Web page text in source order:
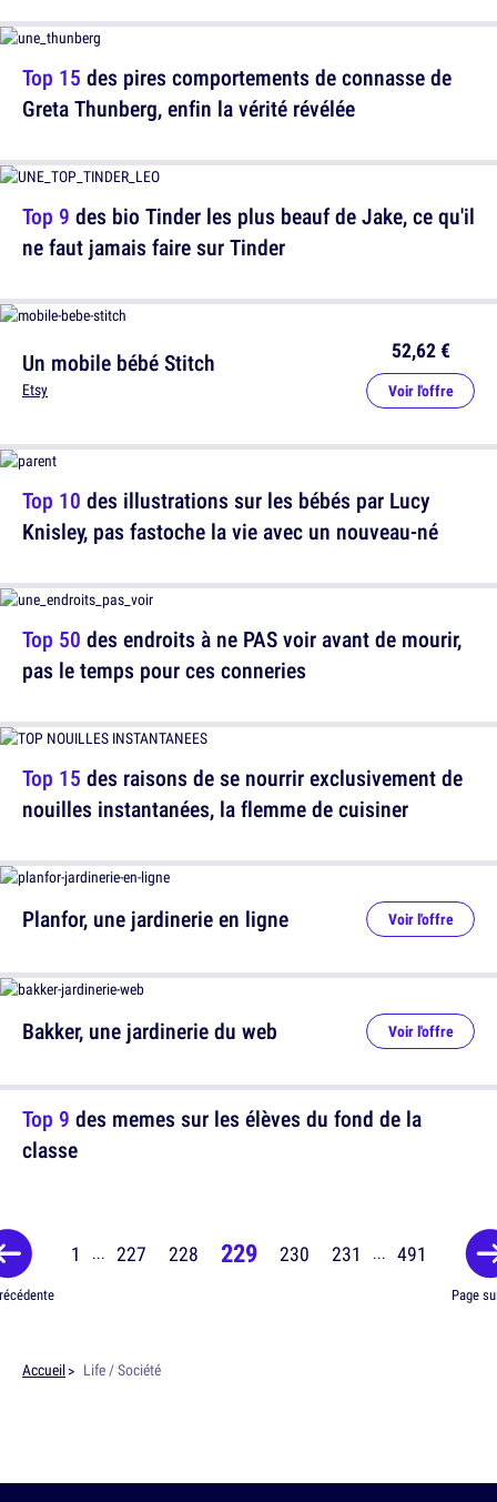
Top 9 des bio Tinder les plus beauf de Jake, ce qu'il
ne faut jamais faire sur Tinder
Top 50 des endroits à ne PAS voir avant de mourir,
pas le temps pour ces conneries
Planfor, une jardinerie en ligne Voir l'offre
Bakker, une jardinerie du web Voir l'offre
Top 15 des pires comportements de connasse de
Greta Thunberg, enfin la vérité révélée
Un mobile bébé Stitch
Etsy
52,62 €
Voir l'offre
Top 10 des illustrations sur les bébés par Lucy
Knisley, pas fastoche la vie avec un nouveau-né
Top 15 des raisons de se nourrir exclusivement de
nouilles instantanées, la flemme de cuisiner
Top 9 des memes sur les élèves du fond de la
classe
1 ... 227 228 229 230 231 ... 491
Page
Accueil Life / Société